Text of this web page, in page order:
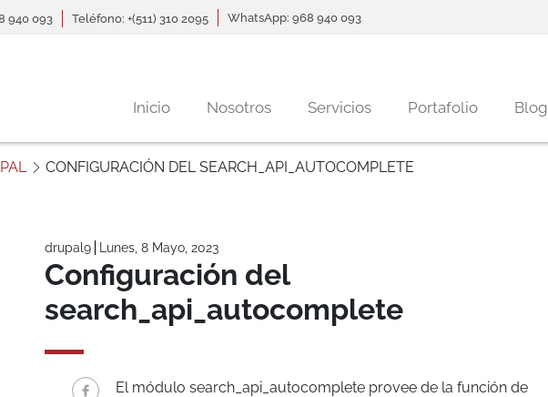
940 093 Teléfono: +(511) 310 2095 WhatsApp: 968 940 093
Navegación principal
Inicio Nosotros Servicios Portafolio Blog
CONFIGURACIÓN DEL SEARCH_API_AUTOCOMPLETE
drupal9 Lunes, 8 Mayo, 2023
Configuración del
search_api_autocomplete
El módulo search_api_autocomplete provee de la función de